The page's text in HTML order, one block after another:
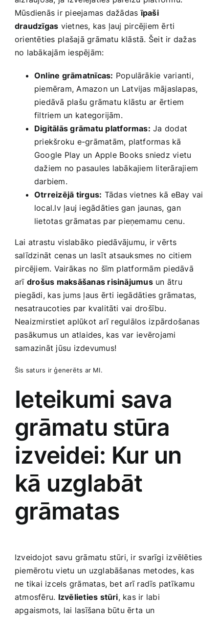
Mūsdienās ir pieejamas ⁣dažādasīpaši
draudzīgas vietnes, kas ļauj pircējiem ērti
orientēties⁢ plašajā grāmatu klāstā. Šeit ir dažas‍
no labākajām iespējām:
Online grāmatnīcas: Populārākie varianti,‍
piemēram,‌ Amazon un Latvijas mājaslapas,
piedāvā plašu grāmatu klāstu ar ērtiem
filtriem un kategorijām.
Digitālās grāmatu ‌platformas: Ja dodat
priekšroku e-grāmatām, platformas kā
Google​ Play un Apple Books sniedz vietu
dažiem no pasaules labākajiem literārajiem
darbiem.
Otrreizējā tirgus: Tādas vietnes kā eBay vai
local.lv‌ ļauj iegādāties gan jaunas, ⁤gan
lietotas grāmatas par pieņemamu cenu.
Lai atrastu ⁢vislabāko piedāvājumu, ir vērts
salīdzināt cenas ‌un‌ lasīt‌ atsauksmes no citiem
pircējiem. Vairākas no šīm platformām piedāvā
arī drošus maksāšanas risinājumusun ātru
piegādi, kas jums ļaus‍ ērti‍ iegādāties‍ grāmatas,‌
nesatraucoties par ‌kvalitāti vai ​drošību.
Neaizmirstiet aplūkot arī⁤ regulālos⁤ izpārdošanas
pasākumus ⁢un ⁢atlaides, kas var⁤ ievērojami
samazināt jūsu izdevumus!
Šis saturs ir‍ ģenerēts ar MI.
Ieteikumi sava
grāmatu ⁤stūra
izveidei: Kur un
kā uzglabāt‌
grāmatas
Izveidojot ​savu grāmatu stūri, ir svarīgi ‍izvēlēties⁣
piemērotu vietu un uzglabāšanas⁣ metodes,⁤ kas⁢
ne tikai izcels grāmatas, bet ⁢arī radīs patīkamu
atmosfēru. Izvēlieties stūri, kas ir labi
apgaismots, lai lasīšana būtu ērta⁤ un‍